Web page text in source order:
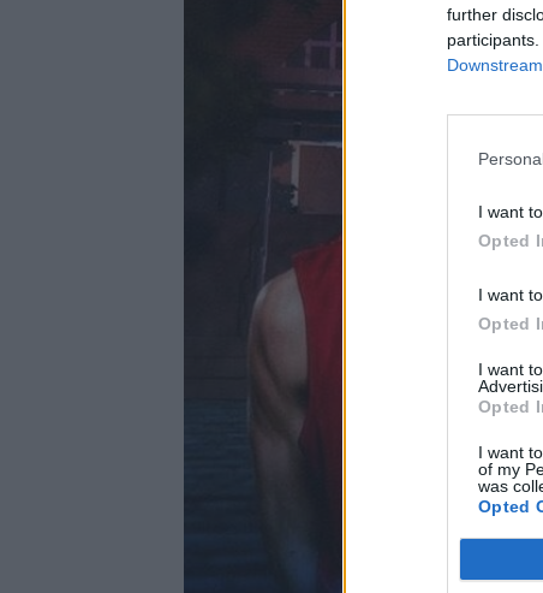
further
I want
Opted
I want
Opted
I want
Opted
I want
of my
was
Opted